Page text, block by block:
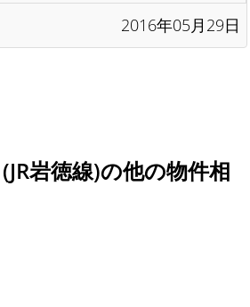
2016年05月29日
岩徳線)の他の物件相